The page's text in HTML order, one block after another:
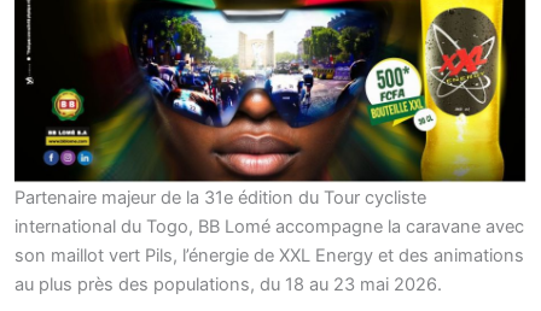
Partenaire majeur de la 31e édition du Tour cycliste
international du Togo, BB Lomé accompagne la caravane avec
son maillot vert Pils, l’énergie de XXL Energy et des animations
au plus près des populations, du 18 au 23 mai 2026.